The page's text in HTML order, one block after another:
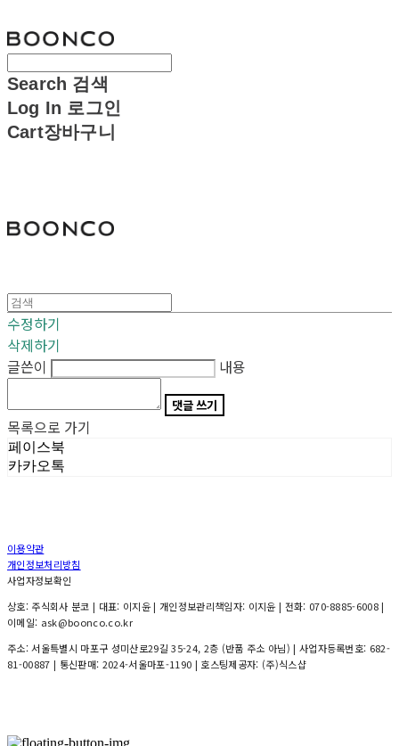
Search 검색
Log In 로그인
Cart장바구니
수정하기
삭제하기
글쓴이
내용
댓글 쓰기
목록으로 가기
페이스북
카카오톡
이용약관
개인정보처리방침
사업자정보확인
상호: 주식회사 분코 | 대표: 이지윤 | 개인정보관리책임자: 이지윤 | 전화: 070-8885-6008 |
이메일: ask@boonco.co.kr
주소: 서울특별시 마포구 성미산로29길 35-24, 2층 (반품 주소 아님) | 사업자등록번호: 682-
81-00887 | 통신판매: 2024-서울마포-1190 | 호스팅제공자: (주)식스샵